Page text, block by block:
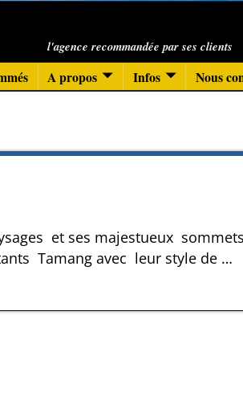
l'agence recommandée par ses clients
A propos Infos Nous
et ses majestueux sommets
Tamang avec leur style de …